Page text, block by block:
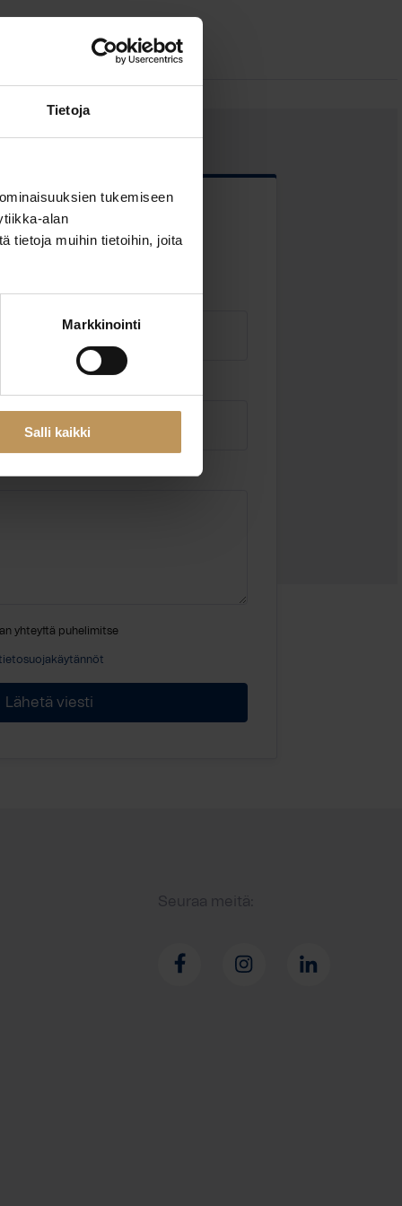
Tietoja
tukemiseen
alan
tietoja muihin tietoihin, joita
Markkinointi
Salli kaikki
yhteyttä puhelimitse
Seuraa meitä: